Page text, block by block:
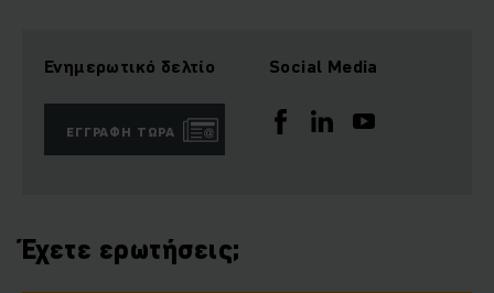
Ενημερωτικό δελτίο
ΕΓΓΡΑΦΉ ΤΏΡΑ
Social Media
Έχετε ερωτήσεις;